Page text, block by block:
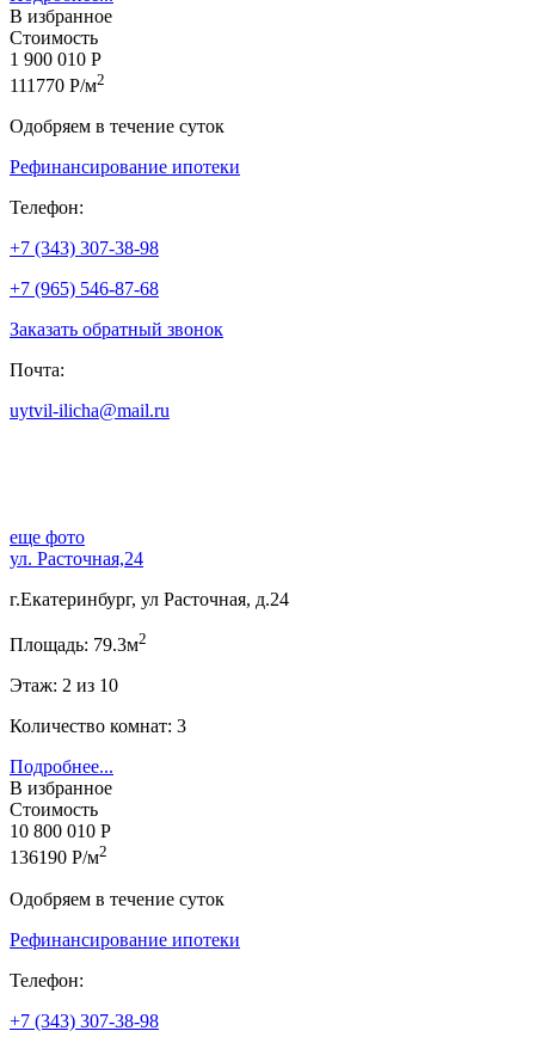
В избранное
Стоимость
1 900 010 Р
111770 Р/м2
Одобряем в течение суток
Рефинансирование ипотеки
Телефон:
+7 (343) 307-38-98
+7 (965) 546-87-68
Заказать обратный звонок
Почта:
uytvil-ilicha@mail.ru
еще фото
ул. Расточная,24
г.Екатеринбург, ул Расточная, д.24
Площадь: 79.3м2
Этаж: 2 из 10
Количество комнат: 3
Подробнее...
В избранное
Стоимость
10 800 010 Р
136190 Р/м2
Одобряем в течение суток
Рефинансирование ипотеки
Телефон:
+7 (343) 307-38-98